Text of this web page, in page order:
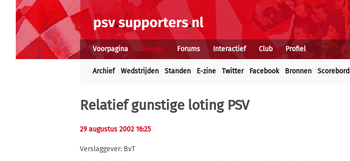
Voorpagina Nieuws Forums Interactief Club Profiel
Archief Wedstrijden Standen E-zine Twitter Facebook Bronnen Scorebord
Relatief gunstige loting PSV
29 augustus 2002 16:25
Verslaggever: BvT